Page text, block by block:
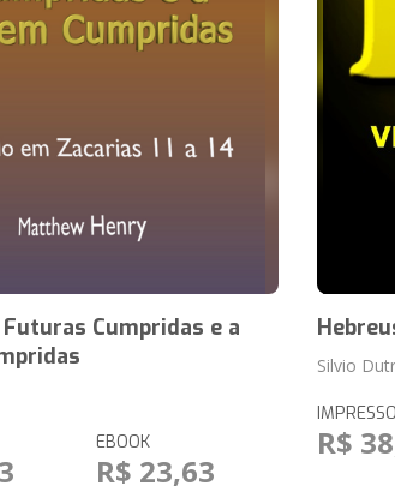
Cumpridas e a
EBOOK
R$ 23,63
Silvio
IMPRESSO
R$